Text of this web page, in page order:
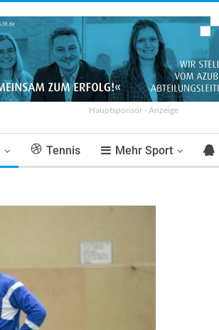
Hauptsponsor - Anzeige
Tennis Mehr Sport